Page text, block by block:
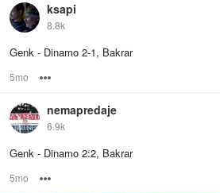
ksapi
8.8k
Genk - Dinamo 2-1, Bakrar
5mo
nemapredaje
6.9k
Genk - Dinamo 2:2, Bakrar
5mo